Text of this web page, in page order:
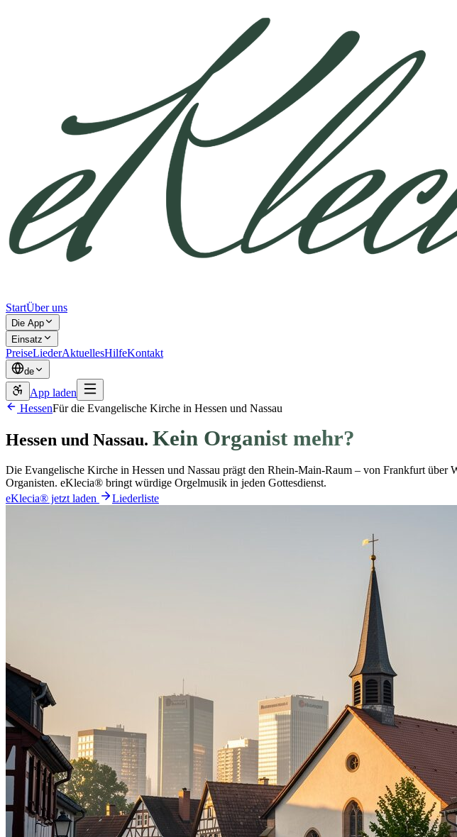
StartÜber uns
Die App
Einsatz
PreiseLiederAktuellesHilfeKontakt
de
App laden
HessenFür die Evangelische Kirche in Hessen und Nassau
Hessen und Nassau. Kein Organist mehr?
Die Evangelische Kirche in Hessen und Nassau prägt den Rhein-Main-Raum – von Frankfurt
Organisten. eKlecia® bringt würdige Orgelmusik in jeden Gottesdienst.
eKlecia® jetzt laden
Liederliste